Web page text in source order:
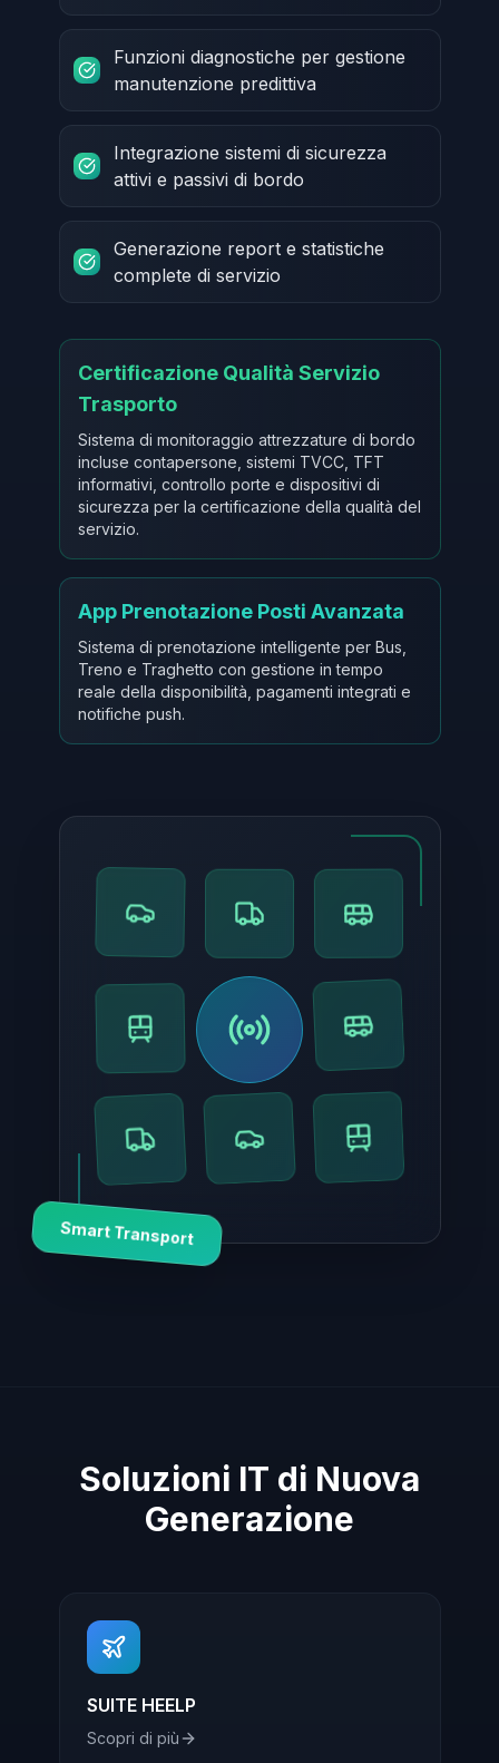
Funzioni diagnostiche per gestione
manutenzione predittiva
Integrazione sistemi di sicurezza
attivi e passivi di bordo
Generazione report e statistiche
complete di servizio
Certificazione Qualità Servizio
Trasporto
Sistema di monitoraggio attrezzature di bordo
incluse contapersone, sistemi TVCC, TFT
informativi, controllo porte e dispositivi di
sicurezza per la certificazione della qualità del
servizio.
App Prenotazione Posti Avanzata
Sistema di prenotazione intelligente per Bus,
Treno e Traghetto con gestione in tempo
reale della disponibilità, pagamenti integrati e
notifiche push.
Smart Transport
Soluzioni IT di Nuova
Generazione
SUITE HEELP
Scopri di più